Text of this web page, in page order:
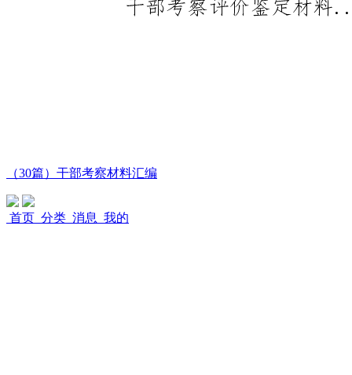
（30篇）干部考察材料汇编
首页 分类 消息 我的